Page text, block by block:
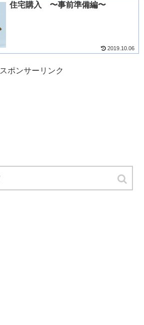
住宅購入 〜事前準備編〜
2019.10.06
スポンサーリンク